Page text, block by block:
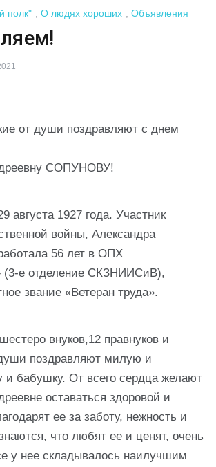
полк" О людях хороших Объявления
от души поздравляют с днем
СОПУНОВУ!
августа 1927 года. Участник
войны, Александра
56 лет в ОПХ
(3-е отделение СКЗНИИСиВ),
звание «Ветеран труда».
внуков,12 правнуков и
поздравляют милую и
бабушку. От всего сердца желают
оставаться здоровой и
ее за заботу, нежность и
что любят ее и ценят, очень
у нее складывалось наилучшим